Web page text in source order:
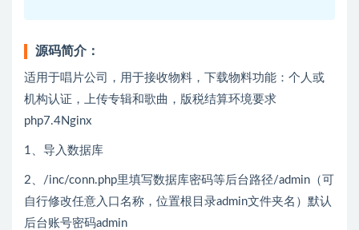
源码简介：
适用于唱片公司，用于接收物料，下载物料功能：个人或
机构认证，上传专辑和歌曲，版税结算环境要求
php7.4Nginx
1、导入数据库
2、/inc/conn.php里填写数据库密码等后台路径/admin（可
自行修改任意入口名称，位置根目录admin文件夹名）默认
后台账号密码admin